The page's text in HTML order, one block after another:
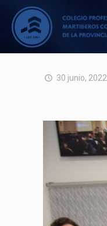
30 junio, 2022